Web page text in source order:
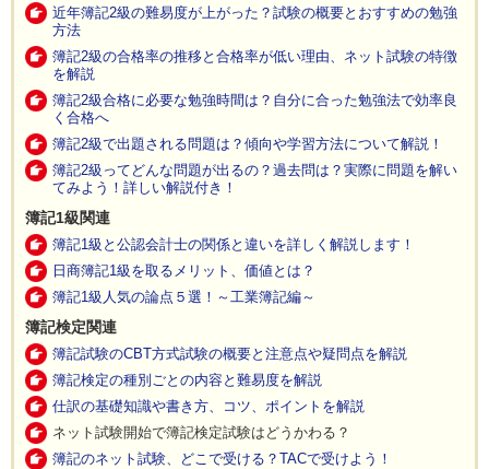
近年簿記2級の難易度が上がった？試験の概要とおすすめの勉強
方法
簿記2級の合格率の推移と合格率が低い理由、ネット試験の特徴
を解説
簿記2級合格に必要な勉強時間は？自分に合った勉強法で効率良
く合格へ
簿記2級で出題される問題は？傾向や学習方法について解説！
簿記2級ってどんな問題が出るの？過去問は？実際に問題を解い
てみよう！詳しい解説付き！
簿記1級関連
簿記1級と公認会計士の関係と違いを詳しく解説します！
日商簿記1級を取るメリット、価値とは？
簿記1級人気の論点５選！～工業簿記編～
簿記検定関連
簿記試験のCBT方式試験の概要と注意点や疑問点を解説
簿記検定の種別ごとの内容と難易度を解説
仕訳の基礎知識や書き方、コツ、ポイントを解説
ネット試験開始で簿記検定試験はどうかわる？
簿記のネット試験、どこで受ける？TACで受けよう！